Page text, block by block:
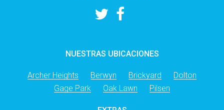
NUESTRAS UBICACIONES
Archer Heights Berwyn Brickyard
Dolton
Gage Park
Oak Lawn Pilsen